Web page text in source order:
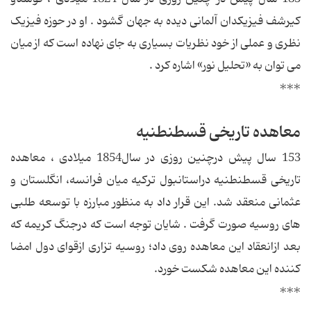
کیرشف فیزیکدان آلمانی دیده به جهان گشود . او در حوزه فیزیک
نظری و عملی از خود نظریات بسیاری به جای نهاده است که از میان
می توان به «تحلیل نور» اشاره کرد .
***
معاهده تاریخی قسطنطنیه
153 سال پیش درچنین روزی در سال1854 میلادی ، معاهده
تاریخی قسطنطنیه دراستانبول تركیه میان فرانسه، انگلستان و
عثمانی منعقد شد. این قرار داد به منظور مبارزه با توسعه طلبی
های روسیه صورت گرفت . شایان توجه است كه درجنگ كریمه كه
بعد ازانعقاد این معاهده روی داد؛ روسیه تزاری ازقوای دول امضا
كننده این معاهده شكست خورد.
***